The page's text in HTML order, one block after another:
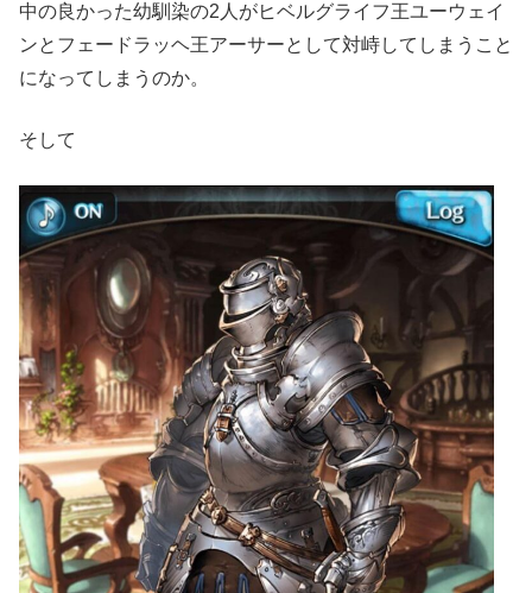
中の良かった幼馴染の2人がヒベルグライフ王ユーウェイ
ンとフェードラッヘ王アーサーとして対峙してしまうこと
になってしまうのか。
そして